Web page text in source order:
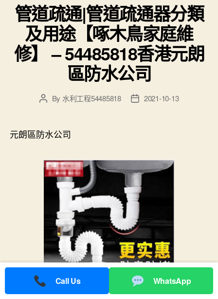
管道疏通|管道疏通器分類
及用途【啄木鳥家庭維
修】 – 54485818香港元朗
區防水公司
PostBy 水利工程54485818
Post2021-10-13
元朗區防水公司
Call Us WhatsApp